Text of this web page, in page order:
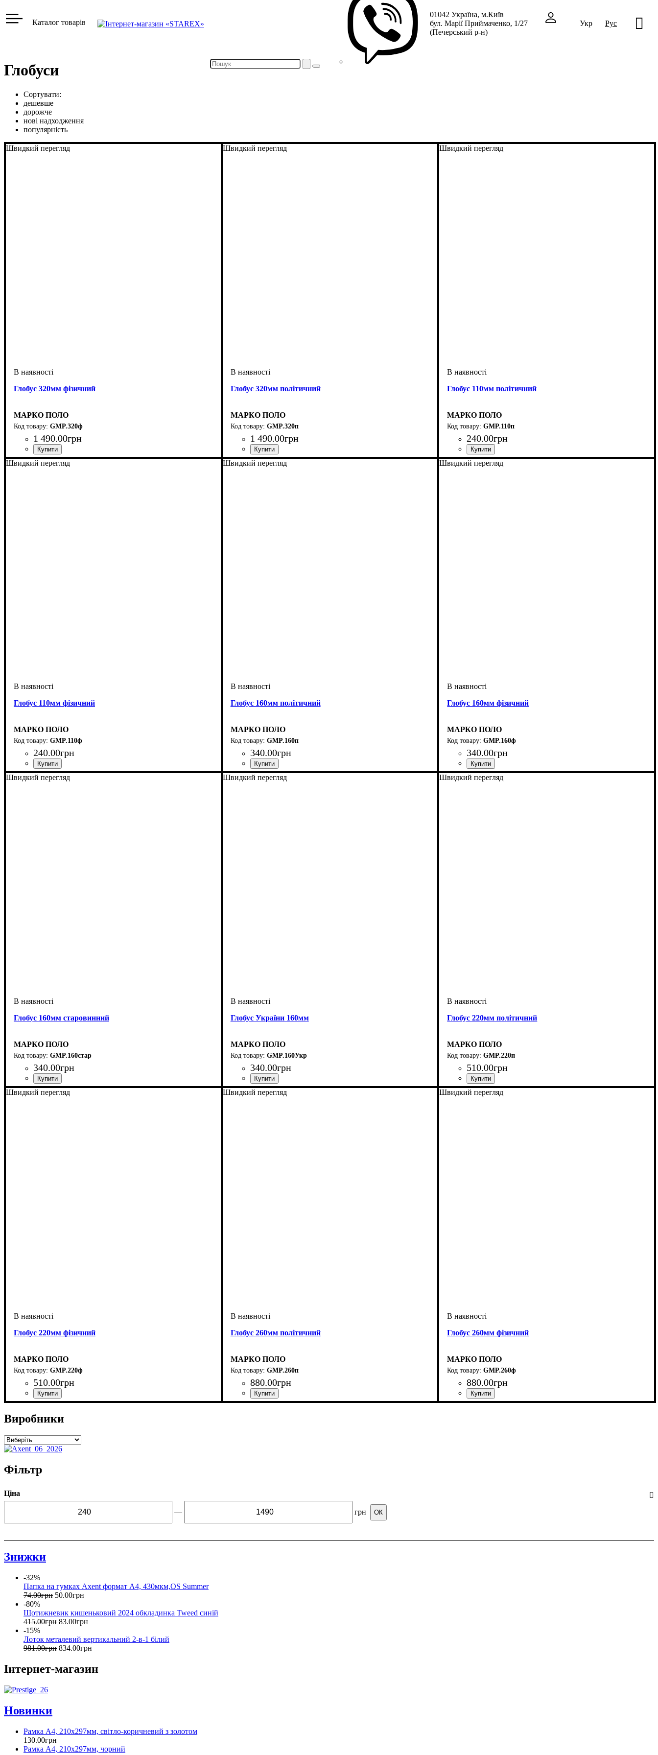
Глобуси
Сортувати:
дешевше
дорожче
нові надходження
популярність
Швидкий перегляд
Глобус 320мм фізичний
МАРКО ПОЛО
GMP.320ф
1 490.00грн
Швидкий перегляд
Глобус 320мм політичний
МАРКО ПОЛО
GMP.320п
1 490.00грн
Швидкий перегляд
Глобус 110мм політичний
МАРКО ПОЛО
GMP.110п
240.00грн
Швидкий перегляд
Глобус 110мм фізичний
МАРКО ПОЛО
GMP.110ф
240.00грн
Швидкий перегляд
Глобус 160мм політичний
МАРКО ПОЛО
GMP.160п
340.00грн
Швидкий перегляд
Глобус 160мм фізичний
МАРКО ПОЛО
GMP.160ф
340.00грн
Швидкий перегляд
Глобус 160мм старовинний
МАРКО ПОЛО
GMP.160стар
340.00грн
Швидкий перегляд
Глобус України 160мм
МАРКО ПОЛО
GMP.160Укр
340.00грн
Швидкий перегляд
Глобус 220мм політичний
МАРКО ПОЛО
GMP.220п
510.00грн
Швидкий перегляд
Глобус 220мм фізичний
МАРКО ПОЛО
GMP.220ф
510.00грн
Швидкий перегляд
Глобус 260мм політичний
МАРКО ПОЛО
GMP.260п
880.00грн
Швидкий перегляд
Глобус 260мм фізичний
МАРКО ПОЛО
GMP.260ф
880.00грн
Виробники
Фільтр
Ціна
— грн ОК
Знижки
-32%
Папка на гумках Axent формат А4, 430мкм,OS Summer
74.00грн 50.00грн
-80%
Щотижневик кишеньковий 2024 обкладинка Tweed синій
415.00грн 83.00грн
-15%
Лоток металевий вертикальний 2-в-1 білий
981.00грн 834.00грн
Інтернет-магазин
Новинки
Рамка А4, 210х297мм, світло-коричневий з золотом
130.00грн
Рамка А4, 210х297мм, чорний
Каталог товарів
01042 Україна, м.Київ
бул. Марії Приймаченко, 1/27
(Печерський р-н)
Укр Рус